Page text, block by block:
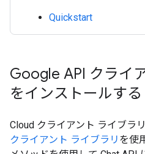
Quickstart
Google API クライ
をインストールする
Cloud クライアント ライブラ
クライアント ライブラリ を使